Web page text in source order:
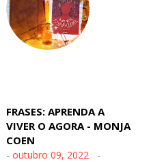
FRASES: APRENDA A
VIVER O AGORA - MONJA
COEN
- outubro 09, 2022